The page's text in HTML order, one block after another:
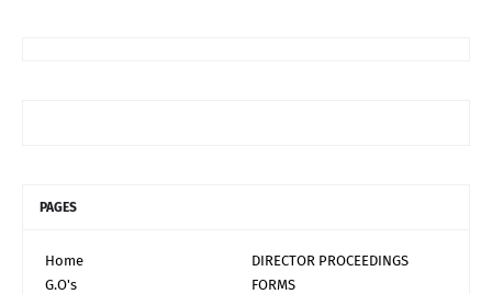
PAGES
Home
DIRECTOR PROCEEDINGS
G.O's
FORMS